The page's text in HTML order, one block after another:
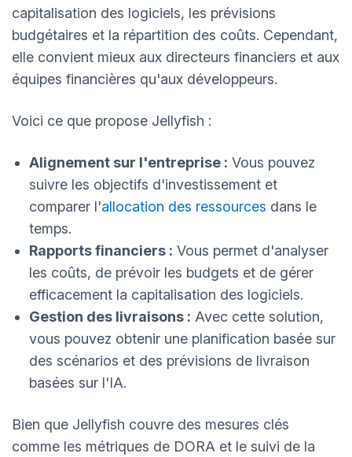
capitalisation des logiciels, les prévisions
budgétaires et la répartition des coûts. Cependant,
elle convient mieux aux directeurs financiers et aux
équipes financières qu'aux développeurs.
Voici ce que propose Jellyfish :
Alignement sur l'entreprise : Vous pouvez
suivre les objectifs d'investissement et
comparer l'allocation des ressources dans le
temps.
Rapports financiers : Vous permet d'analyser
les coûts, de prévoir les budgets et de gérer
efficacement la capitalisation des logiciels.
Gestion des livraisons : Avec cette solution,
vous pouvez obtenir une planification basée sur
des scénarios et des prévisions de livraison
basées sur l'IA.
Bien que Jellyfish couvre des mesures clés
comme les métriques de DORA et le suivi de la